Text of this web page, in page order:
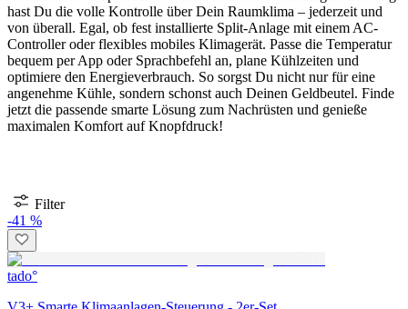
hast Du die volle Kontrolle über Dein Raumklima – jederzeit und
von überall. Egal, ob fest installierte Split-Anlage mit einem AC-
Controller oder flexibles mobiles Klimagerät. Passe die Temperatur
bequem per App oder Sprachbefehl an, plane Kühlzeiten und
optimiere den Energieverbrauch. So sorgst Du nicht nur für eine
angenehme Kühle, sondern schonst auch Deinen Geldbeutel. Finde
jetzt die passende smarte Lösung zum Nachrüsten und genieße
maximalen Komfort auf Knopfdruck!
Filter
-41 %
tado°